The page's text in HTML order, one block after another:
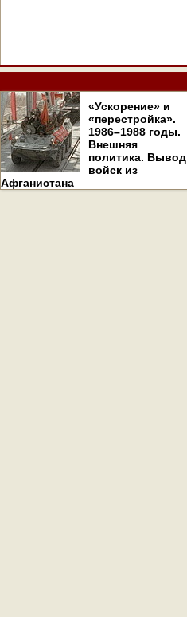
«Ускорение» и
«перестройка».
1986–1988 годы.
Внешняя
политика. Вывод
войск из
Афганистана